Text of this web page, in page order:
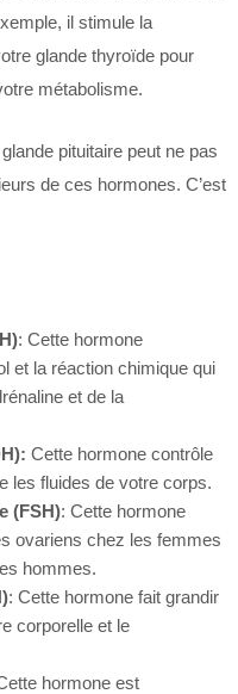
il stimule la
glande thyroïde pour
métabolisme.
pituitaire peut ne pas
de ces hormones. C’est
: Cette hormone
et la réaction chimique qui
et de la
Cette hormone contrôle
les fluides de votre corps.
(FSH): Cette hormone
ovariens chez les femmes
hommes.
: Cette hormone fait grandir
corporelle et le
hormone est